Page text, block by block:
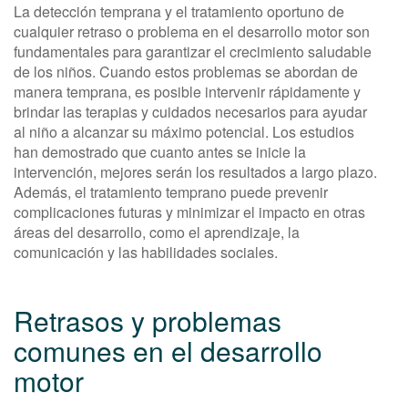
La detección temprana y el tratamiento oportuno de
cualquier retraso o problema en el desarrollo motor son
fundamentales para garantizar el crecimiento saludable
de los niños. Cuando estos problemas se abordan de
manera temprana, es posible intervenir rápidamente y
brindar las terapias y cuidados necesarios para ayudar
al niño a alcanzar su máximo potencial. Los estudios
han demostrado que cuanto antes se inicie la
intervención, mejores serán los resultados a largo plazo.
Además, el tratamiento temprano puede prevenir
complicaciones futuras y minimizar el impacto en otras
áreas del desarrollo, como el aprendizaje, la
comunicación y las habilidades sociales.
Retrasos y problemas
comunes en el desarrollo
motor